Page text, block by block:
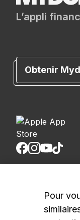
L’appli
Obtenir
Banque
20, rue King
Pour